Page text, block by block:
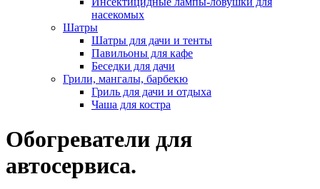
насекомых
Шатры
Шатры для дачи и тенты
Павильоны для кафе
Беседки для дачи
Грили, мангалы, барбекю
Гриль для дачи и отдыха
Чаша для костра
Обогреватели для
автосервиса.